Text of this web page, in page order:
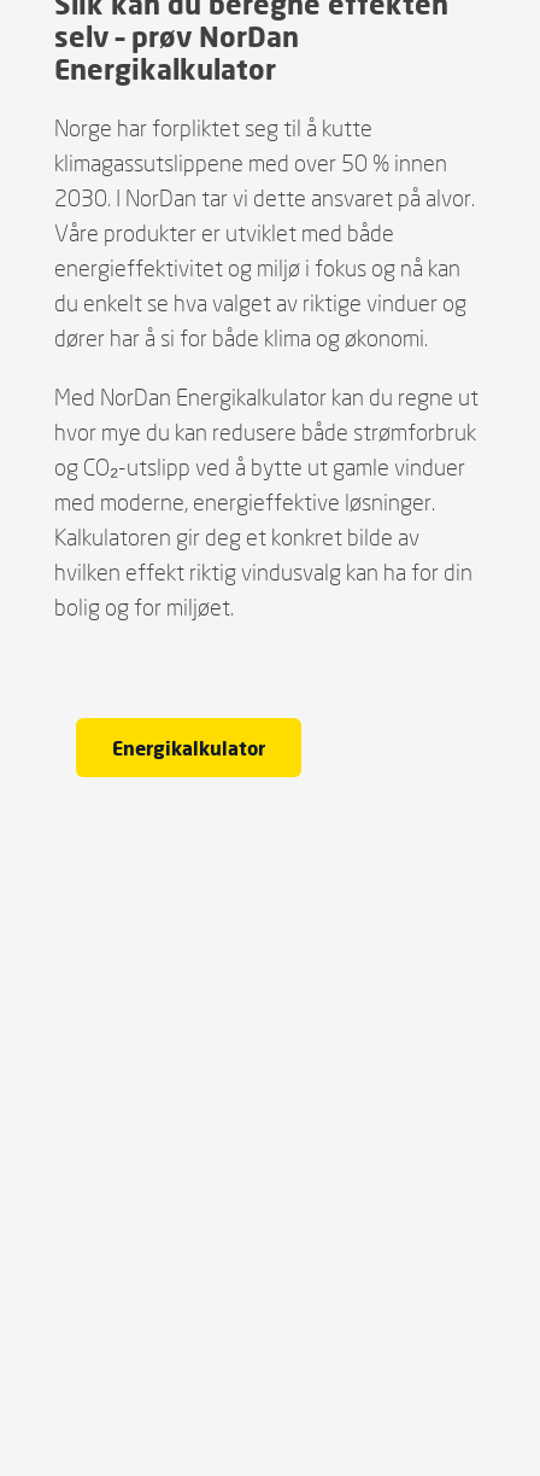
selv – prøv NorDan
Energikalkulator
Norge har forpliktet seg til å kutte
klimagassutslippene med over 50 % innen
2030. I NorDan tar vi dette ansvaret på alvor.
Våre produkter er utviklet med både
energieffektivitet og miljø i fokus og nå kan
du enkelt se hva valget av riktige vinduer og
dører har å si for både klima og økonomi.
Med NorDan Energikalkulator kan du regne ut
hvor mye du kan redusere både strømforbruk
og CO₂-utslipp ved å bytte ut gamle vinduer
med moderne, energieffektive løsninger.
Kalkulatoren gir deg et konkret bilde av
hvilken effekt riktig vindusvalg kan ha for din
bolig og for miljøet.
Energikalkulator